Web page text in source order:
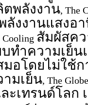
พลังงาน, The
งงานแสงอ
Cooling สัมผัสค
ทำความเย็น
อโดยไม่ใช้
มเย็น, The
เทรนด์โลก